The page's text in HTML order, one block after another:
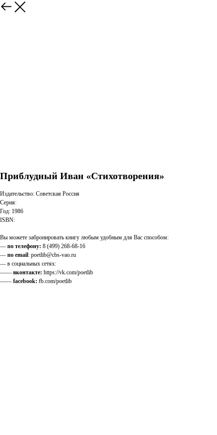
Приблудный Иван «Стихотворения»
Издательство: Советская Россия
Серия:
Год: 1986
ISBN:
Вы можете забронировать книгу любым удобным для Вас способом:
— по телефону: 8 (499) 268-68-16
— по email: poetlib@cbs-vao.ru
— в социальных сетях:
—— вконтакте: https://vk.com/poetlib
—— facebook: fb.com/poetlib